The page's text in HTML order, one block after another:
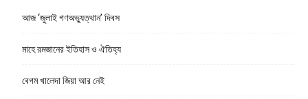
আজ ‘জুলাই গণঅভ্যুত্থান’ দিবস
মাহে রমজানের ইতিহাস ও ঐতিহ্য
বেগম খালেদা জিয়া আর নেই